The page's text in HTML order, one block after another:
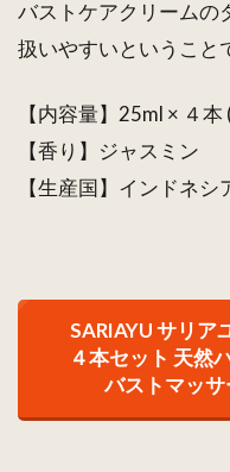
バストケアクリームの
扱いやすいということ
【内容量】25ml × ４本
【香り】ジャスミン
【生産国】インドネシ
SARIAYU サリア
４本セット 天然
バストマッ